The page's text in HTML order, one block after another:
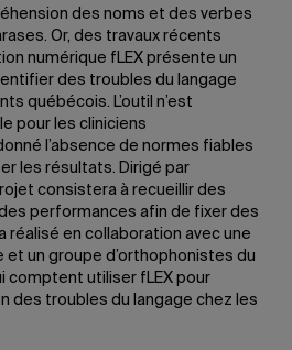
des noms et des verbes
Or, des travaux récents
numérique fLEX présente un
des troubles du langage
québécois. L’outil n’est
pour les cliniciens
l’absence de normes fiables
les résultats. Dirigé par
consistera à recueillir des
performances afin de fixer des
réalisé en collaboration avec une
et un groupe d’orthophonistes du
comptent utiliser fLEX pour
des troubles du langage chez les